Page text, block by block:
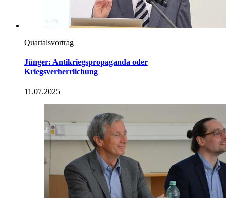
Quartalsvortrag
Jünger: Antikriegspropaganda oder
Kriegsverherrlichung
11.07.2025